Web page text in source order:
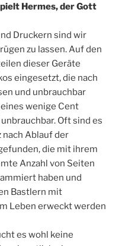
Hermes, der Gott
Druckern sind wir
zu lassen. Auf den
dieser Geräte
eingesetzt, die nach
und unbrauchbar
wenige Cent
Oft sind es
nach Ablauf der
die mit ihrem
Anzahl von Seiten
haben und
Bastlern mit
Leben erweckt werden
es wohl keine